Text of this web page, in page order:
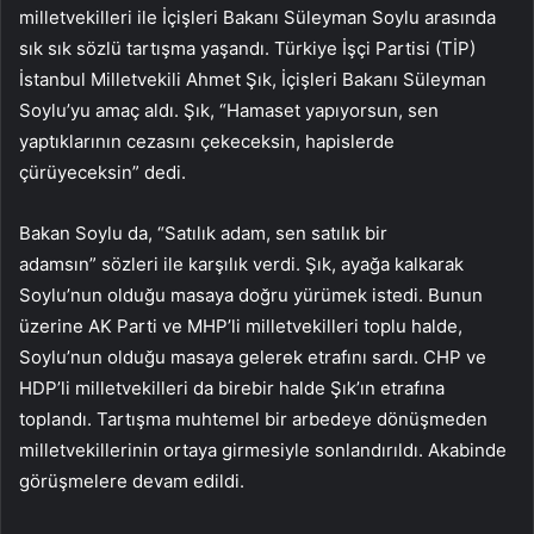
milletvekilleri ile İçişleri Bakanı Süleyman Soylu arasında
sık sık sözlü tartışma yaşandı. Türkiye İşçi Partisi (TİP)
İstanbul Milletvekili Ahmet Şık, İçişleri Bakanı Süleyman
Soylu’yu amaç aldı. Şık, “Hamaset yapıyorsun, sen
yaptıklarının cezasını çekeceksin, hapislerde
çürüyeceksin” dedi.
Bakan Soylu da, “Satılık adam, sen satılık bir
adamsın” sözleri ile karşılık verdi. Şık, ayağa kalkarak
Soylu’nun olduğu masaya doğru yürümek istedi. Bunun
üzerine AK Parti ve MHP’li milletvekilleri toplu halde,
Soylu’nun olduğu masaya gelerek etrafını sardı. CHP ve
HDP’li milletvekilleri da birebir halde Şık’ın etrafına
toplandı. Tartışma muhtemel bir arbedeye dönüşmeden
milletvekillerinin ortaya girmesiyle sonlandırıldı. Akabinde
görüşmelere devam edildi.